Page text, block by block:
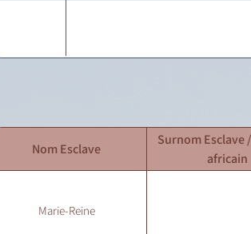
Nom Esclave
Surnom Esclave
africain
Marie-Reine